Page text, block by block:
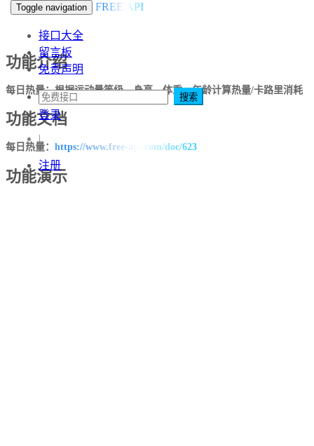
Toggle navigation FREE API
接口大全
留言板
免责声明
搜索
登录
|
注册
功能介绍
每日热量：根据运动量等级、身高、体重、年龄计算热量/卡路里消耗
功能文档
每日热量： https://www.free-api.com/doc/623
功能演示